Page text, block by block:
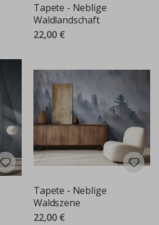
Tapete - Neblige
Waldlandschaft
22,00 €
Tapete - Neblige
Waldszene
22,00 €